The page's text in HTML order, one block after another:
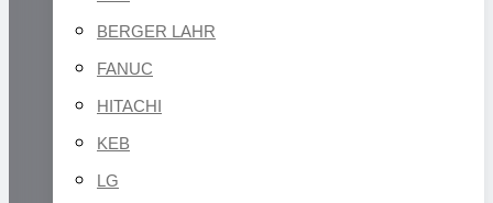
BERGER LAHR
FANUC
HITACHI
KEB
LG